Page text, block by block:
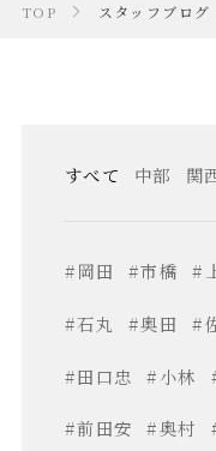
TOP スタッフブログ
すべて 中部 関
#岡田 #市橋 #
#石丸 #奥田 #
#田口忠 #小林
#前田安 #奥村